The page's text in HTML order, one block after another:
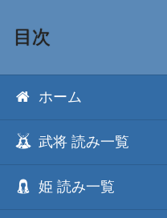
目次
ホーム
武将 読み一覧
姫 読み一覧